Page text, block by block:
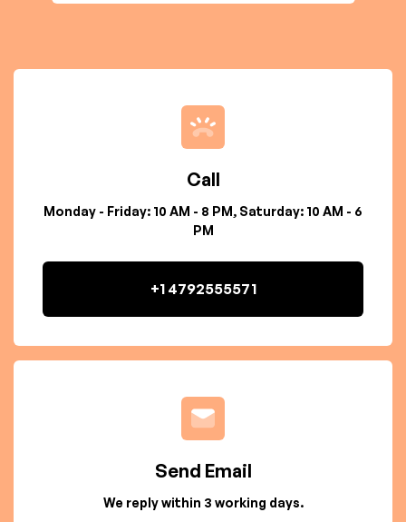
Call
Monday - Friday: 10 AM - 8 PM, Saturday: 10 AM - 6
PM
+1 4792555571
Send Email
We reply within 3 working days.